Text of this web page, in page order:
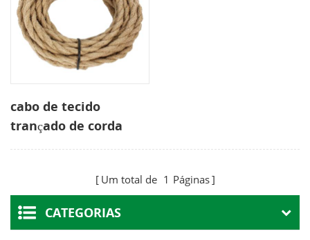
cabo de tecido
trançado de corda
elétrica de cânhamo
Um total de 1 Páginas
CATEGORIAS